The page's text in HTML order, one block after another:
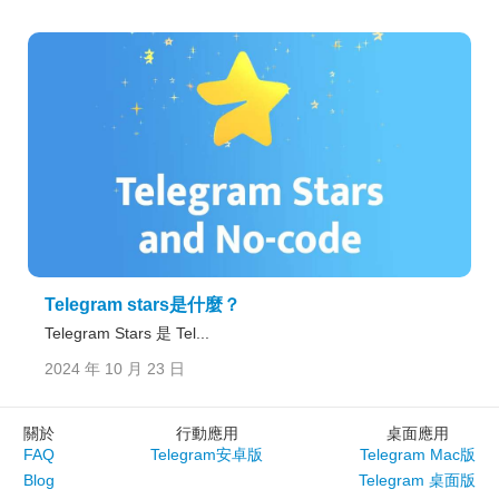
Telegram stars是什麼？
Telegram Stars 是 Tel...
2024 年 10 月 23 日
關於
FAQ
Blog
行動應用
Telegram安卓版
桌面應用
Telegram Mac版
Telegram 桌面版